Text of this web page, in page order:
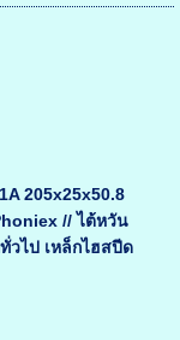
205x25x50.8
// ไต้หวัน
วไป เหล็กไฮสปีด